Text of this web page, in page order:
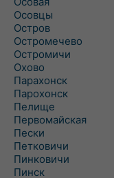
Осовцы
Остров
Остромечево
Остромичи
Охово
Парахонск
Парохонск
Пелище
Первомайская
Пески
Петковичи
Пинковичи
Пинск